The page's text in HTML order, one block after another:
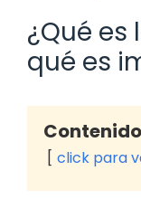
¿Qué
qué es
click para